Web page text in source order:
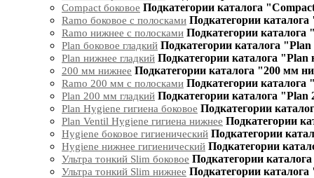
Compact боковое Подкатегории каталога
Ramo боковое с полосками Подкатегории
Ramo нижнее с полосками Подкатегории
Plan боковое гладкий Подкатегории каталога "Plan
Plan нижнее гладкий Подкатегории каталога "Plan
200 мм нижнее Подкатегории каталога "200 мм
Ramo 200 мм с полосками Подкатегории
Plan 200 мм гладкий Подкатегории каталога "Plan
Plan Hygiene гигиена боковое Подкатегории
Plan Ventil Hygiene гигиена нижнее Подкатегории
Hygiene боковое гигиенический Подкатегории
Hygiene нижнее гигиенический Подкатегории
Ультра тонкий Slim боковое Подкатегории
Ультра тонкий Slim нижнее Подкатегории